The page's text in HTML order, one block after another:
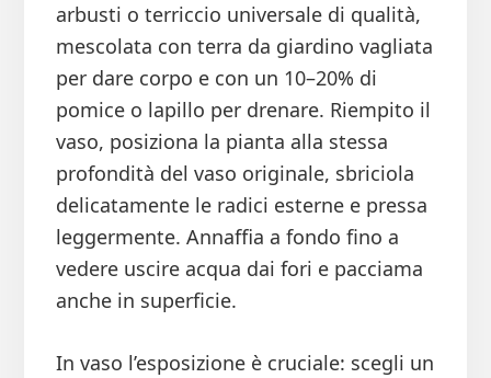
arbusti o terriccio universale di qualità,
mescolata con terra da giardino vagliata
per dare corpo e con un 10–20% di
pomice o lapillo per drenare. Riempito il
vaso, posiziona la pianta alla stessa
profondità del vaso originale, sbriciola
delicatamente le radici esterne e pressa
leggermente. Annaffia a fondo fino a
vedere uscire acqua dai fori e pacciama
anche in superficie.
In vaso l’esposizione è cruciale: scegli un